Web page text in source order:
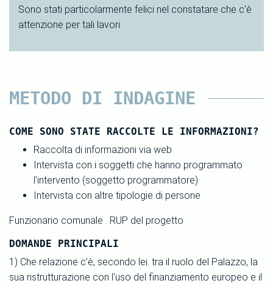
Sono stati particolarmente felici nel constatare che c'è
attenzione per tali lavori
METODO DI INDAGINE
COME SONO STATE RACCOLTE LE INFORMAZIONI?
Raccolta di informazioni via web
Intervista con i soggetti che hanno programmato
l'intervento (soggetto programmatore)
Intervista con altre tipologie di persone
Funzionario comunale . RUP del progetto
DOMANDE PRINCIPALI
1) Che relazione c'è, secondo lei. tra il ruolo del Palazzo, la
sua ristrutturazione con l'uso del finanziamento europeo e il